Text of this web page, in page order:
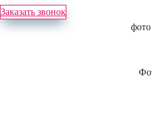
Заказать звонок